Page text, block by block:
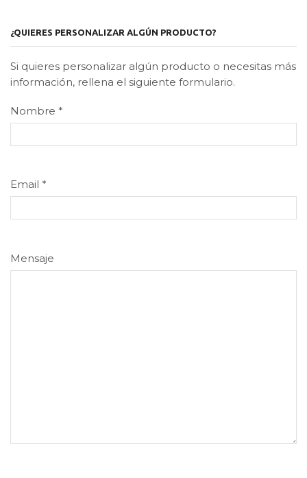
¿QUIERES PERSONALIZAR ALGÚN PRODUCTO?
Si quieres personalizar algún producto o necesitas más
información, rellena el siguiente formulario.
Nombre *
Email *
Mensaje